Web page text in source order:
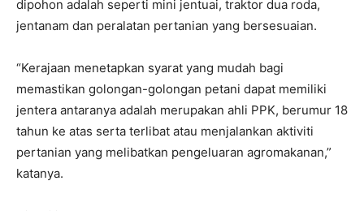
dipohon adalah seperti mini jentuai, traktor dua roda,
jentanam dan peralatan pertanian yang bersesuaian.
“Kerajaan menetapkan syarat yang mudah bagi
memastikan golongan-golongan petani dapat memiliki
jentera antaranya adalah merupakan ahli PPK, berumur 18
tahun ke atas serta terlibat atau menjalankan aktiviti
pertanian yang melibatkan pengeluaran agromakanan,”
katanya.